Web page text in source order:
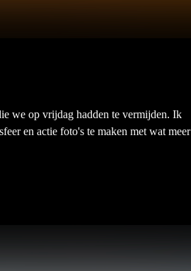
we op vrijdag hadden te vermijden. Ik
en actie foto's te maken met wat meer